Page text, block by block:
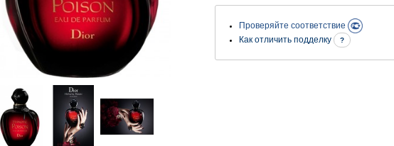
Проверяйте соответствие
Как отличить подделку
?